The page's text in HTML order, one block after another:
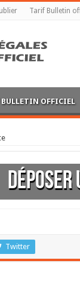
Tarif Bulletin
BULLETIN OFFICIEL
Déposer
Twitter